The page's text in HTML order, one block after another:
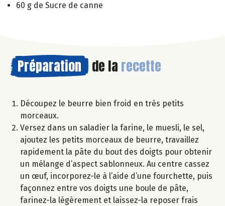
60 g de Sucre de canne
Préparation de la recette
Découpez le beurre bien froid en très petits
morceaux.
Versez dans un saladier la farine, le muesli, le sel,
ajoutez les petits morceaux de beurre, travaillez
rapidement la pâte du bout des doigts pour obtenir
un mélange d’aspect sablonneux. Au centre cassez
un œuf, incorporez-le à l’aide d’une fourchette, puis
façonnez entre vos doigts une boule de pâte,
farinez-la légèrement et laissez-la reposer frais